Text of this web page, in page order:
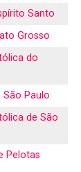
Santo
Grosso
do
São Paulo
de São
Pelotas